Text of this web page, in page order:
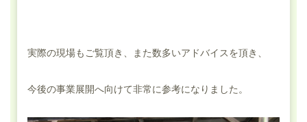
実際の現場もご覧頂き、また数多いアドバイスを頂き、
今後の事業展開へ向けて非常に参考になりました。